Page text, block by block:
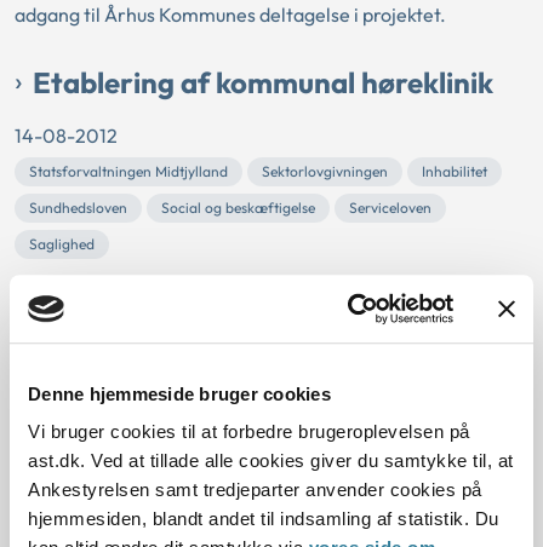
Denne hjemmeside bruger cookies
Vi bruger cookies til at forbedre brugeroplevelsen på
ast.dk. Ved at tillade alle cookies giver du samtykke til, at
Ankestyrelsen samt tredjeparter anvender cookies på
hjemmesiden, blandt andet til indsamling af statistik. Du
adgang til Århus Kommunes deltagelse i projektet.
Etablering af kommunal høreklinik
14-08-2012
Statsforvaltningen Midtjylland Sektorlovgivningen
Inhabilitet
Sundhedsloven
Social og beskæftigelse
Serviceloven
Saglighed
Herning Kommune havde truffet beslutning om at etablere
en kommunal høreklinik.
Statsforvaltningen Midtjylland vurderede ikke, at Herning
regler om, hvilke opgaver en kommune må løse. Der sås
ikke grundlag for at betvivle beslutningens saglige
motivering.
Gratis udlevering af kompostjord til